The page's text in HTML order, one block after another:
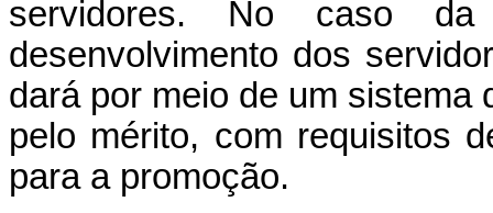
servidores. No caso
desenvolvimento dos
dará por meio de um sistema
pelo mérito, com requisitos
para a promoção.